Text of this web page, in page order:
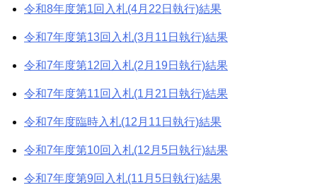
令和8年度第1回入札(4月22日執行)結果
令和7年度第13回入札(3月11日執行)結果
令和7年度第12回入札(2月19日執行)結果
令和7年度第11回入札(1月21日執行)結果
令和7年度臨時入札(12月11日執行)結果
令和7年度第10回入札(12月5日執行)結果
令和7年度第9回入札(11月5日執行)結果